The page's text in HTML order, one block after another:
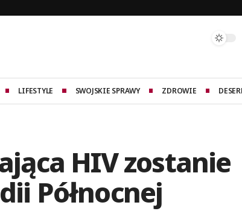
LIFESTYLE SWOJSKIE SPRAWY ZDROWIE
HIV zostanie
Północnej